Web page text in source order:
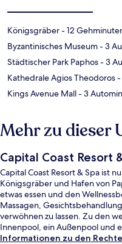
Königsgräber- 12
Byzantinisches Museum- 3
Städtischer Park Paphos- 3
Kathedrale Agios Theodoros-
Kings Avenue Mall- 3
Mehr zu dieser
Capital Coast Resort
Capital Coast Resort & Spa ist
Königsgräber und Hafen von
etwas essen und den
Massagen,
verwöhnen zu lassen. Zu den
Innenpool, ein Außenpool und
Informationen zu den